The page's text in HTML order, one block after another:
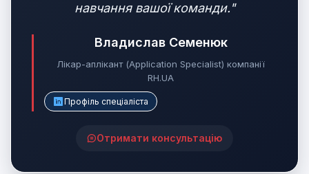
навчання вашої команди."
Владислав Семенюк
Лікар-аплікант (Application Specialist) компанії
RH.UA
Профіль спеціаліста
Отримати консультацію